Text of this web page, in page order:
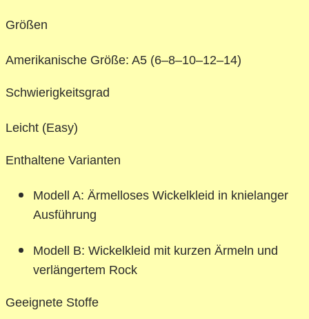
Größen
Amerikanische Größe: A5 (6–8–10–12–14)
Schwierigkeitsgrad
Leicht (Easy)
Enthaltene Varianten
Modell A: Ärmelloses Wickelkleid in knielanger
Ausführung
Modell B: Wickelkleid mit kurzen Ärmeln und
verlängertem Rock
Geeignete Stoffe